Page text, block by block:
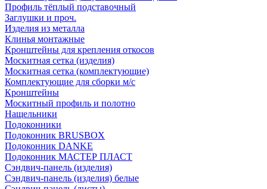
Профиль тёплый подставочный
Заглушки и проч.
Изделия из металла
Клинья монтажные
Кронштейны для крепления откосов
Москитная сетка (изделия)
Москитная сетка (комплектующие)
Комплектующие для сборки м/с
Кронштейны
Москитный профиль и полотно
Нащельники
Подоконники
Подоконник BRUSBOX
Подоконник DANKE
Подоконник МАСТЕР ПЛАСТ
Сэндвич-панель (изделия)
Сэндвич-панель (изделия) белые